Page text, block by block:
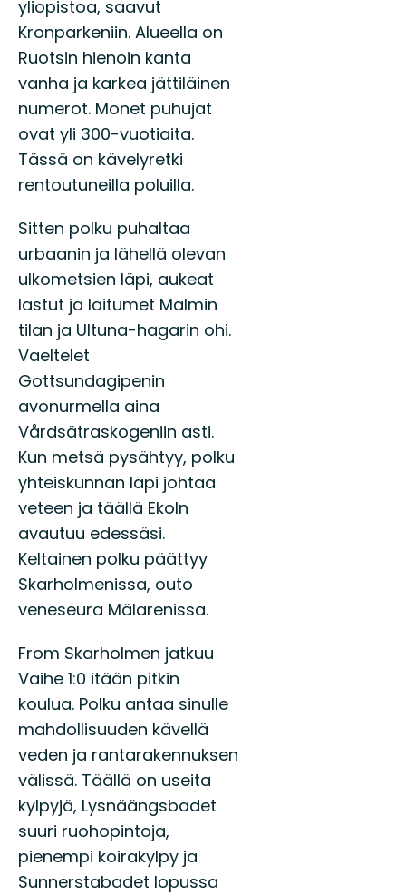
yliopistoa, saavut
Kronparkeniin. Alueella on
Ruotsin hienoin kanta
vanha ja karkea jättiläinen
numerot. Monet puhujat
ovat yli 300-vuotiaita.
Tässä on kävelyretki
rentoutuneilla poluilla.
Sitten polku puhaltaa
urbaanin ja lähellä olevan
ulkometsien läpi, aukeat
lastut ja laitumet Malmin
tilan ja Ultuna-hagarin ohi.
Vaeltelet
Gottsundagipenin
avonurmella aina
Vårdsätraskogeniin asti.
Kun metsä pysähtyy, polku
yhteiskunnan läpi johtaa
veteen ja täällä Ekoln
avautuu edessäsi.
Keltainen polku päättyy
Skarholmenissa, outo
veneseura Mälarenissa.
From Skarholmen jatkuu
Vaihe 1:0 itään pitkin
koulua. Polku antaa sinulle
mahdollisuuden kävellä
veden ja rantarakennuksen
välissä. Täällä on useita
kylpyjä, Lysnäängsbadet
suuri ruohopintoja,
pienempi koirakylpy ja
Sunnerstabadet lopussa